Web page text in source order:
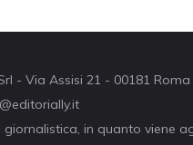
- Via Assisi 21 - 00181 Roma
in quanto viene